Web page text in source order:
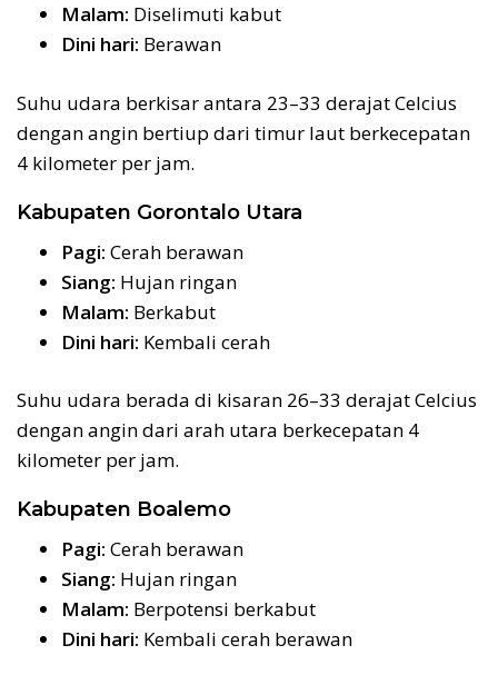
Malam: Diselimuti kabut
Dini hari: Berawan
Suhu udara berkisar antara 23–33 derajat Celcius
dengan angin bertiup dari timur laut berkecepatan
4 kilometer per jam.
Kabupaten Gorontalo Utara
Pagi: Cerah berawan
Siang: Hujan ringan
Malam: Berkabut
Dini hari: Kembali cerah
Suhu udara berada di kisaran 26–33 derajat Celcius
dengan angin dari arah utara berkecepatan 4
kilometer per jam.
Kabupaten Boalemo
Pagi: Cerah berawan
Siang: Hujan ringan
Malam: Berpotensi berkabut
Dini hari: Kembali cerah berawan